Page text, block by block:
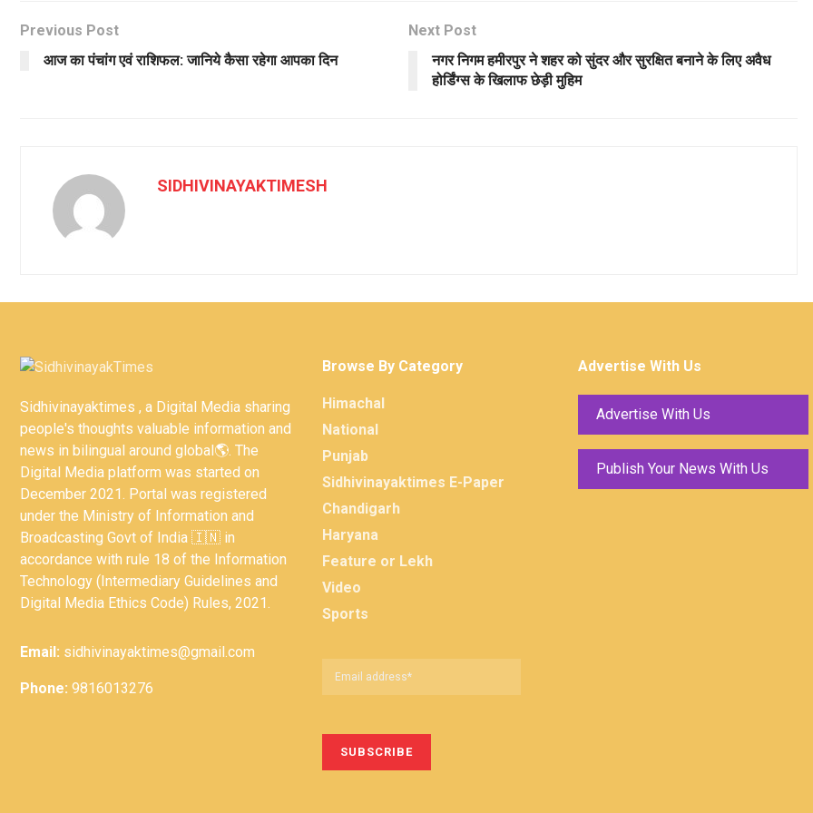
Previous Post
आज का पंचांग एवं राशिफल: जानिये कैसा रहेगा आपका दिन
Next Post
नगर निगम हमीरपुर ने शहर को सुंदर और सुरक्षित बनाने के लिए अवैध
होर्डिंग्स के खिलाफ छेड़ी मुहिम
SIDHIVINAYAKTIMESH
Sidhivinayaktimes , a Digital Media sharing
people's thoughts valuable information and
news in bilingual around global🌎. The
Digital Media platform was started on
December 2021. Portal was registered
under the Ministry of Information and
Broadcasting Govt of India 🇮🇳 in
accordance with rule 18 of the Information
Technology (Intermediary Guidelines and
Digital Media Ethics Code) Rules, 2021.
Email: sidhivinayaktimes@gmail.com
Phone: 9816013276
Browse By Category
Himachal
National
Punjab
Sidhivinayaktimes E-Paper
Chandigarh
Haryana
Feature or Lekh
Video
Sports
Advertise With Us
Advertise With Us
Publish Your News With Us